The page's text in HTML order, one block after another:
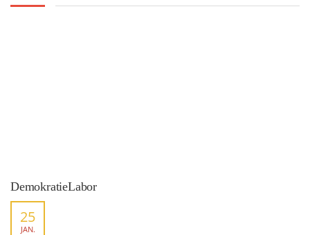
DemokratieLabor
25
JAN.